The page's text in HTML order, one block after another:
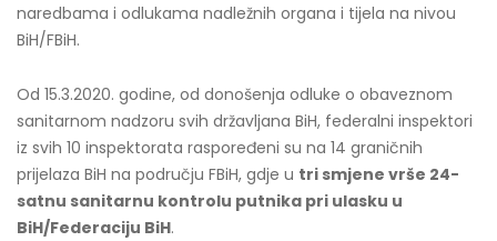
naredbama i odlukama nadležnih organa i tijela na nivou
BiH/FBiH.
Od 15.3.2020. godine, od donošenja odluke o obaveznom
sanitarnom nadzoru svih državljana BiH, federalni inspektori
iz svih 10 inspektorata raspoređeni su na 14 graničnih
prijelaza BiH na području FBiH, gdje u tri smjene vrše 24-
satnu sanitarnu kontrolu putnika pri ulasku u
BiH/Federaciju BiH.